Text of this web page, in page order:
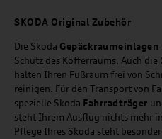
SKODA Original Zubehör
Die Skoda Gepäckraumeinlagen
Schutz des Kofferraums. Auch die
halten Ihren Fußraum frei von
reinigen. Für den Transport von
spezielle Skoda Fahrradträger
steht Ihrem Ausflug nichts mehr
Pflege Ihres Skoda steht